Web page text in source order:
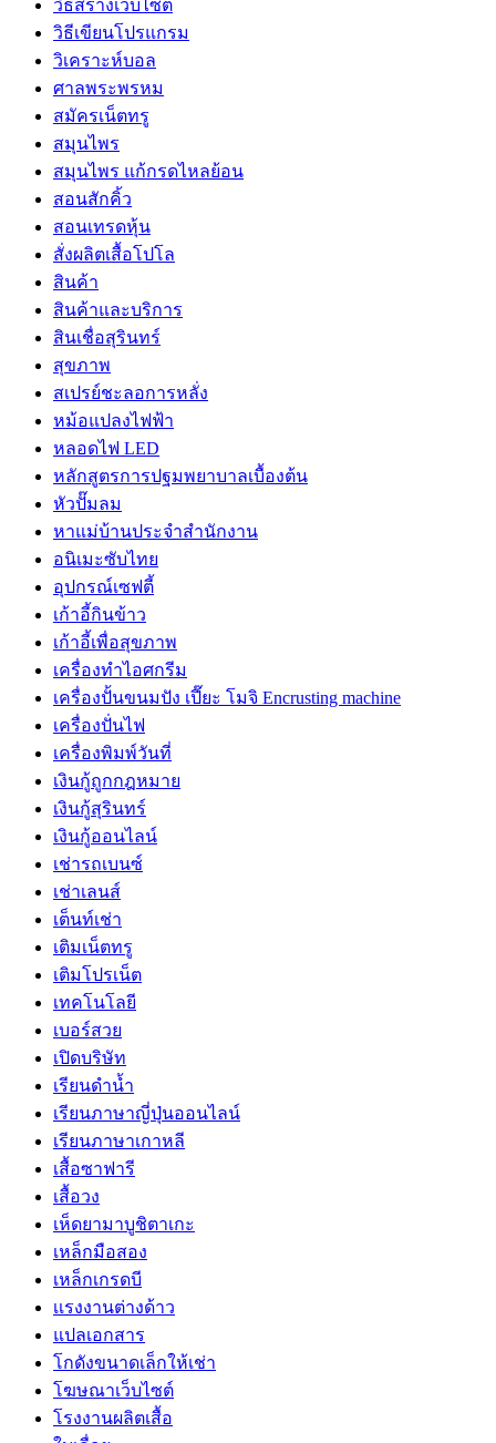
วิธีสร้างเว็บไซต์
วิธีเขียนโปรแกรม
วิเคราะห์บอล
ศาลพระพรหม
สมัครเน็ตทรู
สมุนไพร
สมุนไพร แก้กรดไหลย้อน
สอนสักคิ้ว
สอนเทรดหุ้น
สั่งผลิตเสื้อโปโล
สินค้า
สินค้าและบริการ
สินเชื่อสุรินทร์
สุขภาพ
สเปรย์ชะลอการหลั่ง
หม้อแปลงไฟฟ้า
หลอดไฟ LED
หลักสูตรการปฐมพยาบาลเบื้องต้น
หัวปั๊มลม
หาแม่บ้านประจำสำนักงาน
อนิเมะซับไทย
อุปกรณ์เซฟตี้
เก้าอี้กินข้าว
เก้าอี้เพื่อสุขภาพ
เครื่องทำไอศกรีม
เครื่องปั้นขนมปัง เปี๊ยะ โมจิ Encrusting machine
เครื่องปั่นไฟ
เครื่องพิมพ์วันที่
เงินกู้ถูกกฎหมาย
เงินกู้สุรินทร์
เงินกู้ออนไลน์
เช่ารถเบนซ์
เช่าเลนส์
เต็นท์เช่า
เติมเน็ตทรู
เติมโปรเน็ต
เทคโนโลยี
เบอร์สวย
เปิดบริษัท
เรียนดำน้ำ
เรียนภาษาญี่ปุ่นออนไลน์
เรียนภาษาเกาหลี
เสื้อซาฟารี
เสื้อวง
เห็ดยามาบูชิตาเกะ
เหล็กมือสอง
เหล็กเกรดบี
เเรงงานต่างด้าว
แปลเอกสาร
โกดังขนาดเล็กให้เช่า
โฆษณาเว็บไซต์
โรงงานผลิตเสื้อ